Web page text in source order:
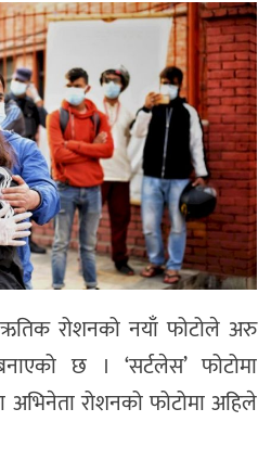
रोशनको नयाँ फोटोले अरु
छ । ‘सर्टलेस’ फोटोमा
अभिनेता रोशनको फोटोमा अहिले